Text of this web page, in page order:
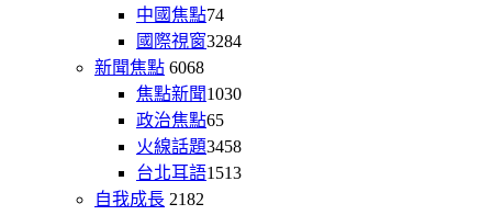
中國焦點74
國際視窗3284
新聞焦點 6068
焦點新聞1030
政治焦點65
火線話題3458
台北耳語1513
自我成長 2182